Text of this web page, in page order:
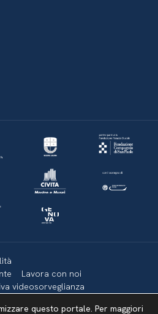
Lavora con noi
videosorveglianza
questo portale. Per maggiori